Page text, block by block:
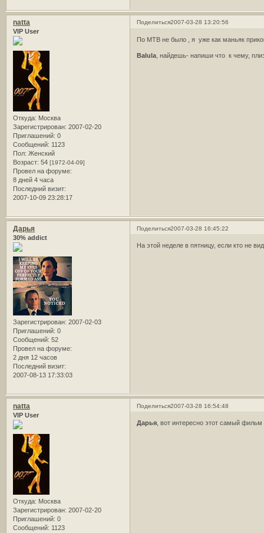
Поделиться2007-03-28 13:20:56
natta
VIP User
Откуда: Москва
Зарегистрирован: 2007-02-20
Приглашений: 0
Сообщений: 1123
Пол: Женский
Возраст: 54 [1972-04-09]
Провел на форуме:
8 дней 4 часа
Последний визит:
2007-10-09 23:28:17
По МТВ не было , я уже как маньяк
Balula , найдешь- напиши что к чему,
Поделиться2007-03-28 16:45:22
Дарья
30% addict
Зарегистрирован: 2007-02-03
Приглашений: 0
Сообщений: 52
Провел на форуме:
2 дня 12 часов
Последний визит:
2007-08-13 17:33:03
На этой неделе в пятницу, если кто не
Поделиться2007-03-28 16:54:48
natta
VIP User
Откуда: Москва
Зарегистрирован: 2007-02-20
Приглашений: 0
Сообщений: 1123
Дарья , вот интересно этот самый